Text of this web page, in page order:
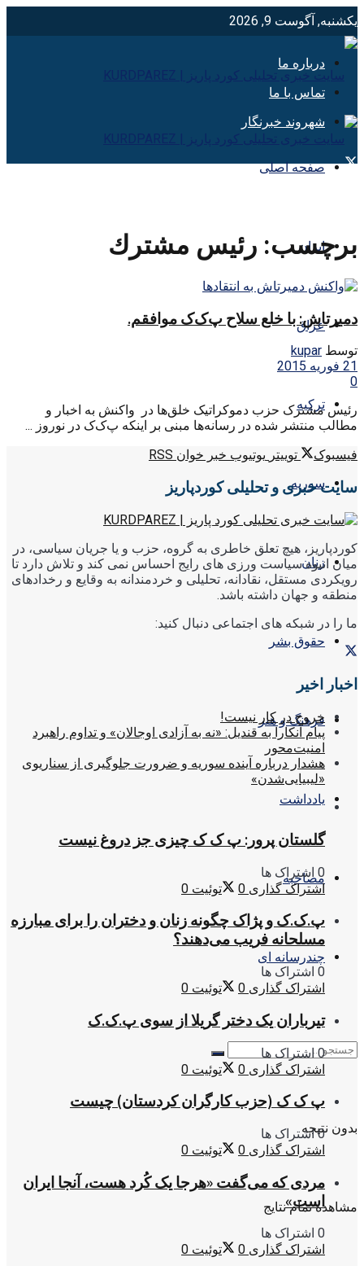
یکشنبه, آگوست 9, 2026
درباره ما
تماس با ما
شهروند خبرنگار
صفحه اصلی
ایران
عراق
ترکیه
سوریه
زنان
حقوق بشر
فرهنگ و هنر
یادداشت
مصاحبه
چندرسانه ای
بدون نتیجه
مشاهده تمام نتایج
برچسب: رئيس مشترك
دمیرتاش: با خلع سلاح پ‌ک‌ک موافقم.
توسط kupar
21 فوریه 2015
0
رئیس مشترک حزب دموکراتیک خلق‌ها در واکنش به اخبار و
مطالب منتشر شده در رسانه‌ها مبنی بر اینکه پ‌ک‌ک در نوروز ...
فیسبوک
توییتر یوتیوب خبر خوان RSS
سایت خبری و تحلیلی کوردپاریز
کوردپاریز، هیچ تعلق خاطری به گروه، حزب و یا جریان سیاسی، در
میان انبوه سیاست ورزی های رایج احساس نمی کند و تلاش دارد تا
رویکردی مستقل، نقادانه، تحلیلی و خردمندانه به وقایع و رخدادهای
منطقه و جهان داشته باشد.
ما را در شبکه های اجتماعی دنبال کنید:
اخبار اخیر
خروج در کار نیست!
پیام آنکارا به قندیل: «نه به آزادی اوجالان» و تداوم راهبرد
امنیت‌محور
هشدار درباره آینده سوریه و ضرورت جلوگیری از سناریوی
«لیبیایی‌شدن»
گلستان پرور: پ ک ک چیزی جز دروغ نیست
0 اشتراک ها
اشتراک گذاری 0 توئیت 0
پ.ک.ک و پژاک چگونه زنان و دختران را برای مبارزه
مسلحانه فریب می‌دهند؟
0 اشتراک ها
اشتراک گذاری 0 توئیت 0
تیرباران یک دختر گریلا از سوی پ.ک.ک
0 اشتراک ها
اشتراک گذاری 0 توئیت 0
پ ک ک (حزب کارگران کردستان) چیست
0 اشتراک ها
اشتراک گذاری 0 توئیت 0
مردی که می‌گفت «هرجا یک کُرد هست، آنجا ایران
است»
0 اشتراک ها
اشتراک گذاری 0 توئیت 0